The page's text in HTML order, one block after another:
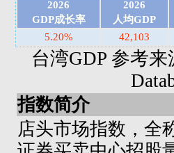
2026
GDP成长率
2026
人均GDP
5.20%
42,103
台湾GDP 参考
指数简介
店头市场指数，全